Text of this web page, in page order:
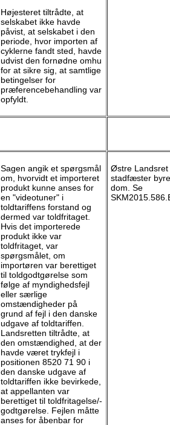
Højesteret tiltrådte, at
selskabet ikke havde
påvist, at selskabet i den
periode, hvor importen af
cyklerne fandt sted, havde
udvist den fornødne omhu
for at sikre sig, at samtlige
betingelser for
præferencebehandling var
opfyldt.
Sagen angik et spørgsmål
om, hvorvidt et importeret
produkt kunne anses for
en "videotuner" i
toldtariffens forstand og
dermed var toldfritaget.
Hvis det importerede
produkt ikke var
toldfritaget, var
spørgsmålet, om
importøren var berettiget
til toldgodtgørelse som
følge af myndighedsfejl
eller særlige
omstændigheder på
grund af fejl i den danske
udgave af toldtariffen.
Landsretten tiltrådte, at
den omstændighed, at der
havde været trykfejl i
positionen 8520 71 90 i
den danske udgave af
toldtariffen ikke bevirkede,
at appellanten var
berettiget til toldfritagelse/-
godtgørelse. Fejlen måtte
anses for åbenbar for
Østre Landsret
stadfæster
dom. Se